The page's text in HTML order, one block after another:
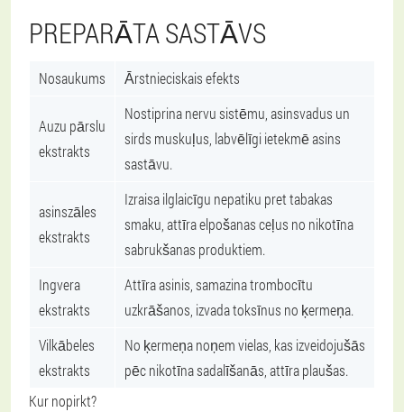
PREPARĀTA SASTĀVS
Nosaukums Ārstnieciskais efekts
Auzu pārslu
ekstrakts
Nostiprina nervu sistēmu, asinsvadus un
sirds muskuļus, labvēlīgi ietekmē asins
sastāvu.
asinszāles
ekstrakts
Izraisa ilglaicīgu nepatiku pret tabakas
smaku, attīra elpošanas ceļus no nikotīna
sabrukšanas produktiem.
Ingvera
ekstrakts
Attīra asinis, samazina trombocītu
uzkrāšanos, izvada toksīnus no ķermeņa.
Vilkābeles
ekstrakts
No ķermeņa noņem vielas, kas izveidojušās
pēc nikotīna sadalīšanās, attīra plaušas.
Kur nopirkt?